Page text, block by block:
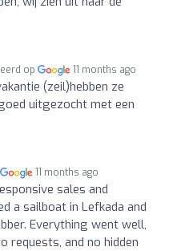
op 11 months ago
(zeil)hebben ze
uitgezocht met een
11 months ago
sales and
a sailboat in Lefkada and
Everything went well,
requests, and no hidden